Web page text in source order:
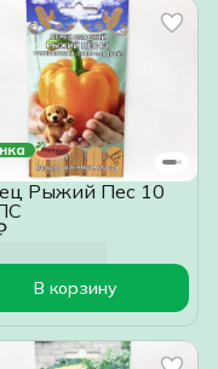
Рыжий Пес 10
В корзину